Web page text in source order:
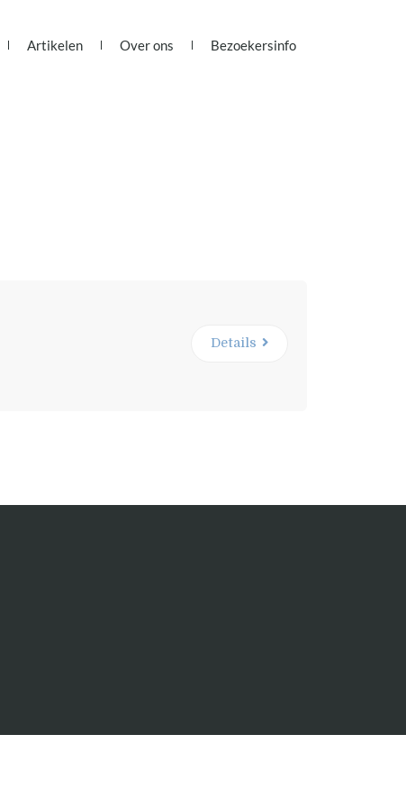
Artikelen Over ons Bezoekersinfo
Details